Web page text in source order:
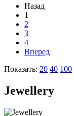
Назад
1
2
3
4
Вперед
Показать: 20 40 100
Jewellery